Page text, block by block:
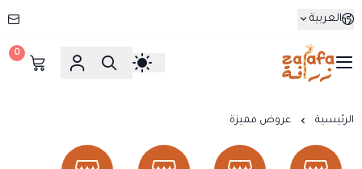
العربية
زرافة
0
الرئيسية عروض مميزة